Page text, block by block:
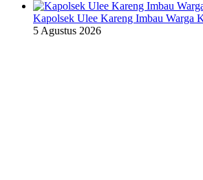
Kapolsek Ulee Kareng Imbau Warga
5 Agustus 2026